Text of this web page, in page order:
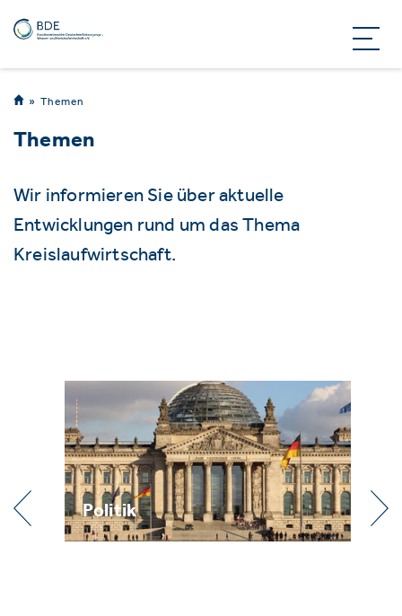
Themen
Themen
Wir informieren Sie über aktuelle
Entwicklungen rund um das Thema
Kreislaufwirtschaft.
Politik Praxis